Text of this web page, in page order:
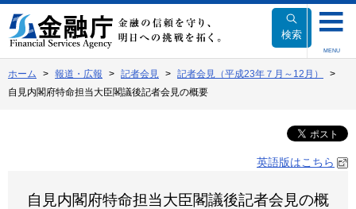
文
へ
動
検索
MENU
ホーム 報道・広報 記者会見
記者会見（平成23年７月～12月）
自見内閣府特命担当大臣閣議後記者会見の概要
英語版はこちら
自見内閣府特命担当大臣閣議後記者会見の概